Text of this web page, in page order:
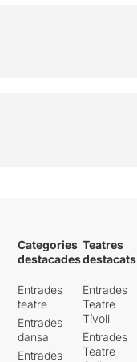
Categories
destacades
Entrades
teatre
Entrades
dansa
Entrades
Teatres
destacats
Entrades
Teatre
Tívoli
Entrades
Teatre